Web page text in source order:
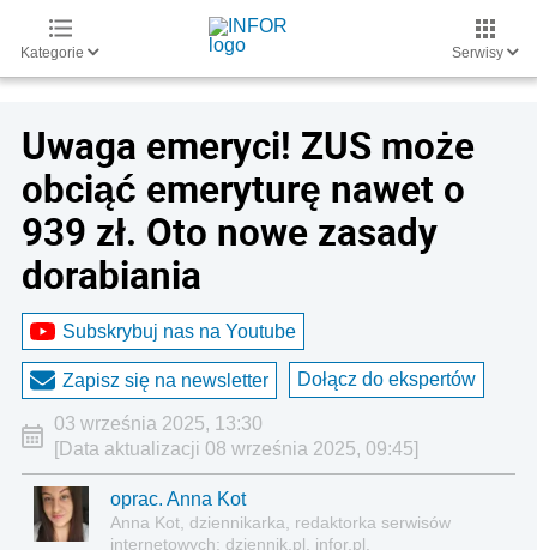
Kategorie Serwisy
Uwaga emeryci! ZUS może
obciąć emeryturę nawet o
939 zł. Oto nowe zasady
dorabiania
Subskrybuj nas na Youtube
Zapisz się na newsletter Dołącz do ekspertów
03 września 2025, 13:30
[Data aktualizacji 08 września 2025, 09:45]
oprac. Anna Kot
Anna Kot, dziennikarka, redaktorka serwisów
internetowych: dziennik.pl, infor.pl,